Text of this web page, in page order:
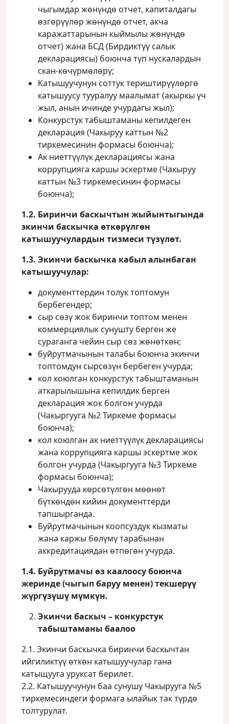
чыгымдар жөнүндө отчет, капиталдагы
өзгөрүүлөр жөнүндө отчет, акча
каражаттарынын кыймылы жөнүндө
отчет) жана БСД (Бирдиктүү салык
декларациясы) боюнча түп нускалардын
скан-көчүрмөлөрү;
Катышуучунун соттук териштирүүлөргө
катышуусу тууралуу маалымат (акыркы үч
жыл, анын ичинде учурдагы жыл);
Конкурстук табыштаманы кепилдеген
декларация (Чакыруу каттын №2
тиркемесинин формасы боюнча);
Ак ниеттүүлүк декларациясы жана
коррупцияга каршы эскертме (Чакыруу
каттын №3 тиркемесинин формасы
боюнча);
1.2. Биринчи баскычтын жыйынтыгында
экинчи баскычка өткөрүлгөн
катышуучулардын тизмеси түзүлөт.
1.3. Экинчи баскычка кабыл алынбаган
катышуучулар:
документтердин толук топтомун
бербегендер;
сыр сөзү жок биринчи топтом менен
коммерциялык сунушту берген же
сураганга чейин сыр сөз жөнөткөн;
буйрутмачынын талабы боюнча экинчи
топтомдун сырсөзүн бербеген учурда;
кол коюлган конкурстук табыштаманын
аткарылышына кепилдик берген
декларация жок болгон учурда
(Чакыргууга №2 Тиркеме формасы
боюнча);
кол коюлган ак ниеттүүлүк декларациясы
жана коррупцияга каршы эскертме жок
болгон учурда (Чакыргууга №3 Тиркеме
формасы боюнча);
Чакырууда көрсөтүлгөн мөөнөт
бүткөндөн кийин документтерди
тапшырганда.
Буйрутмачынын коопсуздук кызматы
жана каржы бөлүмү тарабынан
аккредитациядан өтпөгөн учурда.
1.4. Буйрутмачы өз каалоосу боюнча
жеринде (чыгып баруу менен) текшерүү
жүргүзүшү мүмкүн.
Экинчи баскыч – конкурстук
табыштаманы баалоо
2.1. Экинчи баскычка биринчи баскычтан
ийгиликтүү өткөн катышуучулар гана
катыщууга уруксат берилет.
2.2. Катышуучунун баа сунушу Чакырууга №5
тиркемесиндеги формага ылайык так түрдө
толтурулат.